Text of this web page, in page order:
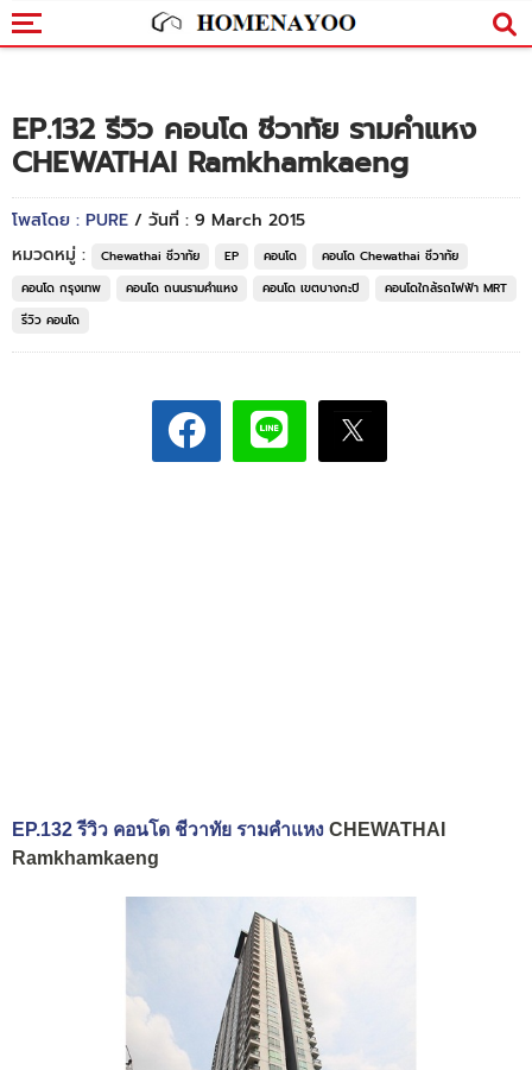
EP.132 รีวิว คอนโด ชีวาทัย รามคำแหง
CHEWATHAI Ramkhamkaeng
โพสโดย : PURE / วันที่ : 9 March 2015
หมวดหมู่ :
Chewathai ชีวาทัย EP คอนโด
คอนโด Chewathai ชีวาทัย
คอนโด กรุงเทพ
คอนโด ถนนรามคำแหง คอนโด เขตบางกะปิ
คอนโดใกล้รถไฟฟ้า MRT
รีวิว คอนโด
EP.132 รีวิว คอนโด ชีวาทัย รามคำแหง CHEWATHAI
Ramkhamkaeng